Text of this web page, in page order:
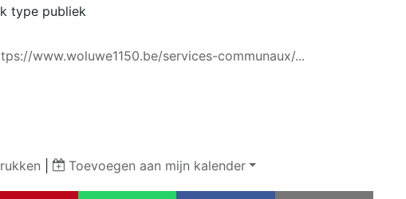
type publiek
www.woluwe1150.be/services-communaux/...
Toevoegen aan mijn kalender